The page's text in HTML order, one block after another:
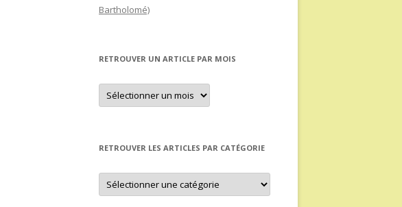
Bartholomé)
RETROUVER UN ARTICLE PAR MOIS
Retrouver
un
article
RETROUVER LES ARTICLES PAR CATÉGORIE
Retrouver
les
articles